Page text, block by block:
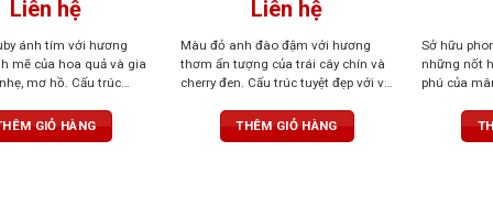
Liên hệ
ánh tím với hương
mẽ của hoa quả và gia
mơ hồ. Cấu trúc
GIỎ HÀNG
Liên hệ
Màu đỏ anh đào đậm với hương
thơm ấn tượng của trái cây chín và
cherry đen. Cấu trúc tuyệt đẹp với vị
trưởng thành và dẻo dai
THÊM GIỎ HÀNG
Sở hữu
những nốt
phú của
thảo mộc.
số lượng